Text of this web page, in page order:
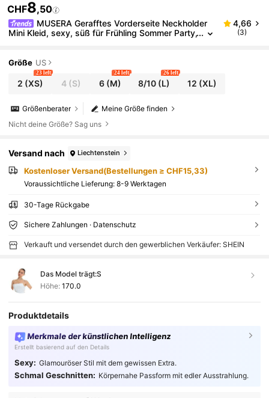
CHF8,50
MUSERA Gerafftes Vorderseite Neckholder
Mini Kleid, sexy, süß für Frühling Sommer Party,
4,66
(3)
Größe US
2 (XS)
23 left
4(S) 6(M)
24 left
8/10 (L)
26 left
12 (XL)
Meine Größe finden
Größenberater
Nicht deine Größe? Sag uns
Versand nach Liechtenstein
Kostenloser Versand(Bestellungen ≥ CHF15,33)
Voraussichtliche Lieferung: 8-9 Werktagen
30-Tage Rückgabe
Sichere Zahlungen · Datenschutz
Verkauft und versendet durch den gewerblichen Verkäufer: SHEIN
Das Model trägt:S
Höhe: 170.0
Produktdetails
Merkmale der künstlichen Intelligenz
Erstellt basierend auf den Details
Sexy: Glamouröser Stil mit dem gewissen Extra.
Schmal Geschnitten: Körpernahe Passform mit edler Ausstrahlung.